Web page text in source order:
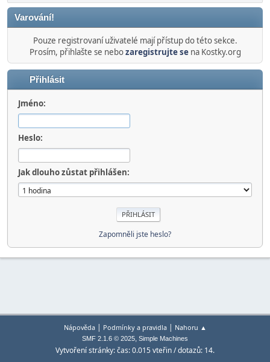
Varování!
Pouze registrovaní uživatelé mají přístup do této sekce.
Prosím, přihlašte se nebozaregistrujte sena Kostky.org
Přihlásit
Jméno:
Heslo:
Jak dlouho zůstat přihlášen:
Zapomněli jste heslo?
Nápověda| Podmínky a pravidla| Nahoru ▲
SMF 2.1.6 © 2025, Simple Machines
Vytvoření stránky: čas: 0.015 vteřin / dotazů: 14.